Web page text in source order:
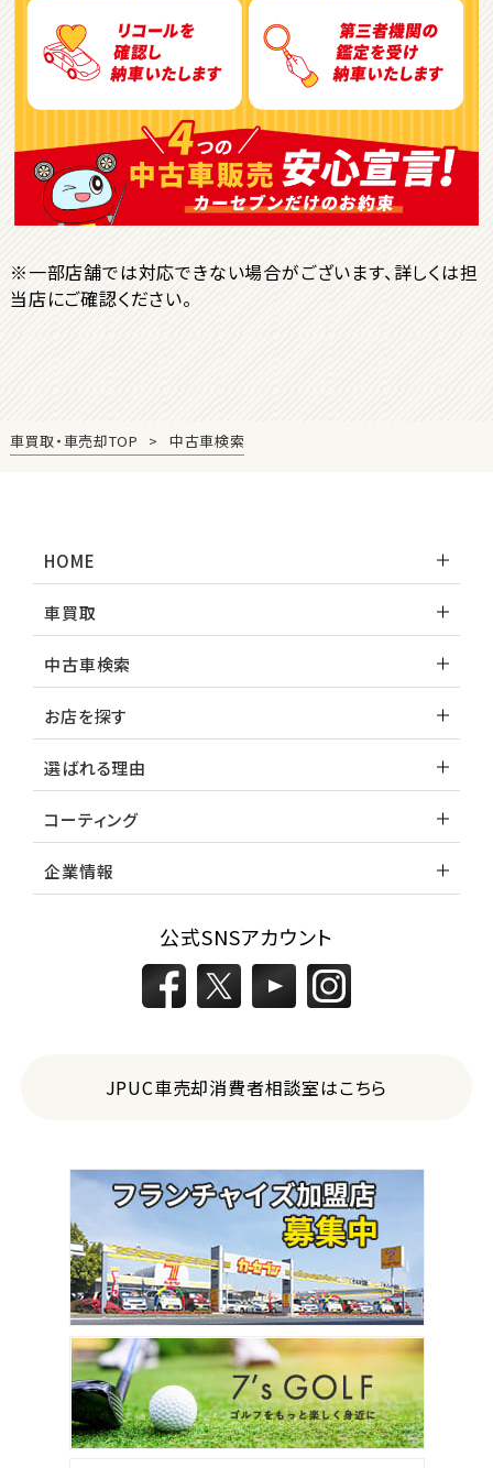
トヨタ
ヴォクシー
ＳＵＶ・クロカン
1 位
トヨタ
ヤリスクロス
※一部店舗では対応できない場合がございます、詳しくは担
当店にご確認ください。
車買取・車売却TOP 中古車検索
HOME
車買取
中古車検索
お店を探す
選ばれる理由
コーティング
企業情報
公式SNSアカウント
JPUC車売却消費者相談室はこちら